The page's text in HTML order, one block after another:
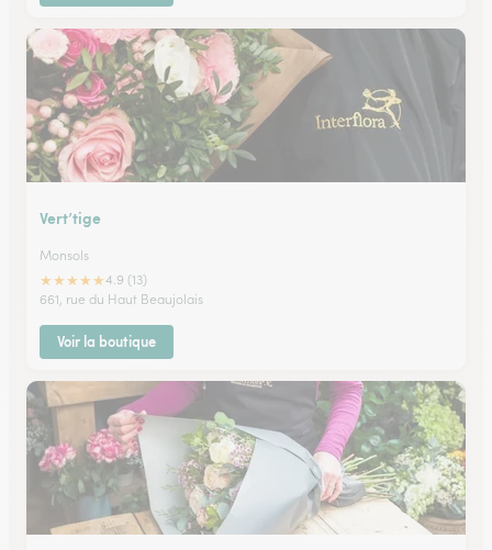
Vert’tige
Monsols
★★★★★4.9 (13)
661, rue du Haut Beaujolais
Voir la boutique